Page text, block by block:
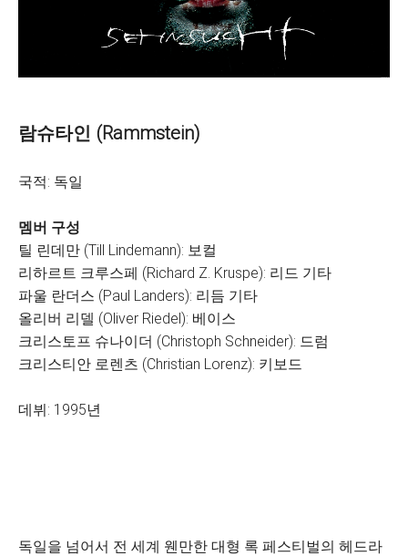
람슈타인 (Rammstein)
국적: 독일
멤버 구성
틸 린데만 (Till Lindemann): 보컬
리하르트 크루스페 (Richard Z. Kruspe): 리드 기타
파울 란더스 (Paul Landers): 리듬 기타
올리버 리델 (Oliver Riedel): 베이스
크리스토프 슈나이더 (Christoph Schneider): 드럼
크리스티안 로렌츠 (Christian Lorenz): 키보드
데뷔: 1995년
독일을 넘어서 전 세계 웬만한 대형 록 페스티벌의 헤드라